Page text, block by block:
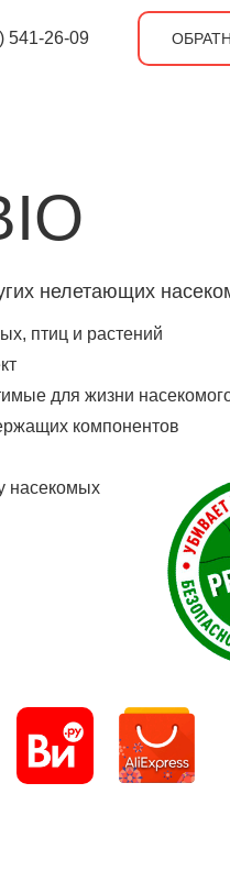
541-26-09
нелетающих
насекомых
птиц и растений
для жизни
компонентов